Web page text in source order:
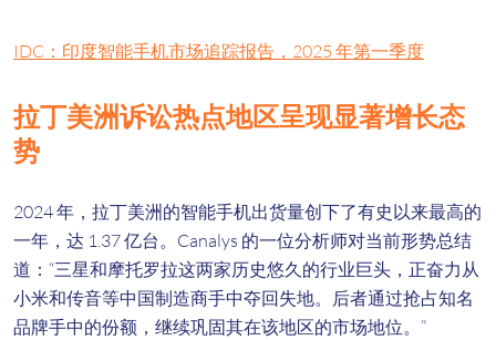
IDC：印度智能手机市场追踪报告，2025 年第一季度
拉丁美洲诉讼热点地区呈现显著增长态
势
2024 年，拉丁美洲的智能手机出货量创下了有史以来最高的
一年，达 1.37 亿台。Canalys 的一位分析师对当前形势总结
道：“三星和摩托罗拉这两家历史悠久的行业巨头，正奋力从
小米和传音等中国制造商手中夺回失地。后者通过抢占知名
品牌手中的份额，继续巩固其在该地区的市场地位。”